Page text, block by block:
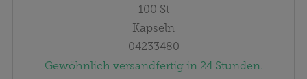
100 St
Kapseln
04233480
Gewöhnlich versandfertig in 24 Stunden.